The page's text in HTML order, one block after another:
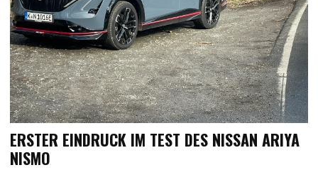
ERSTER EINDRUCK IM TEST DES NISSAN ARIYA
NISMO